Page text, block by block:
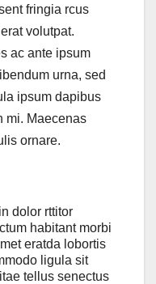
fringia rcus
volutpat.
ac ante ipsum
urna, sed
ipsum dapibus
mi. Maecenas
ornare.
dolor rttitor
habitant morbi
eratda lobortis
ligula sit
tellus senectus